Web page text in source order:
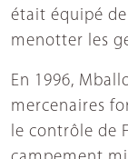
était équipé
menotter les
En 1996,
mercenaires
le contrôle de